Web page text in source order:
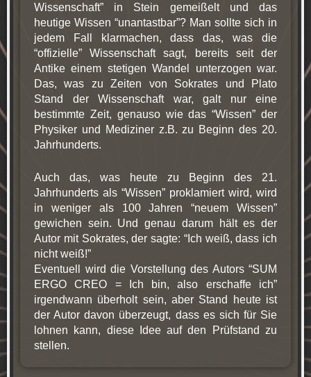
Wissenschaft” in Stein gemeißelt und das
heutige Wissen “unantastbar”? Man sollte sich in
jedem Fall klarmachen, dass das, was die
“offizielle” Wissenschaft sagt, bereits seit der
Antike einem stetigen Wandel unterzogen war.
Das, was zu Zeiten von Sokrates und Plato
Stand der Wissenschaft war, galt nur eine
bestimmte Zeit, genauso wie das “Wissen” der
Physiker und Mediziner z.B. zu Beginn des 20.
Jahrhunderts.
Auch das, was heute zu Beginn des 21.
Jahrhunderts als “Wissen” proklamiert wird, wird
in weniger als 100 Jahren “neuem Wissen”
gewichen sein. Und genau darum hält es der
Autor mit Sokrates, der sagte: “Ich weiß, dass ich
nicht weiß!”
Eventuell wird die Vorstellung des Autors “SUM
ERGO CREO = Ich bin, also erschaffe ich”
irgendwann überholt sein, aber Stand heute ist
der Autor davon überzeugt, dass es sich für Sie
lohnen kann, diese Idee auf den Prüfstand zu
stellen.